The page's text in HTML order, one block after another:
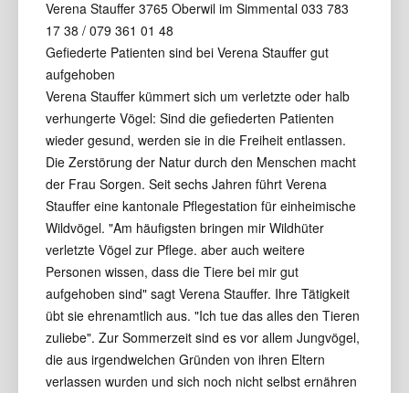
Verena Stauffer 3765 Oberwil im Simmental 033 783
17 38 / 079 361 01 48
Gefiederte Patienten sind bei Verena Stauffer gut
aufgehoben
Verena Stauffer kümmert sich um verletzte oder halb
verhungerte Vögel: Sind die gefiederten Patienten
wieder gesund, werden sie in die Freiheit entlassen.
Die Zerstörung der Natur durch den Menschen macht
der Frau Sorgen. Seit sechs Jahren führt Verena
Stauffer eine kantonale Pflegestation für einheimische
Wildvögel. "Am häufigsten bringen mir Wildhüter
verletzte Vögel zur Pflege. aber auch weitere
Personen wissen, dass die Tiere bei mir gut
aufgehoben sind" sagt Verena Stauffer. Ihre Tätigkeit
übt sie ehrenamtlich aus. "Ich tue das alles den Tieren
zuliebe". Zur Sommerzeit sind es vor allem Jungvögel,
die aus irgendwelchen Gründen von ihren Eltern
verlassen wurden und sich noch nicht selbst ernähren